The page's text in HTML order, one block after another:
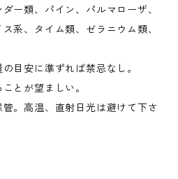
ー類、パイン、パルマローザ、
系、タイム類、ゼラニウム類、
目安に準ずれば禁忌なし。
とが望ましい。
管。高温、直射日光は避けて下さ